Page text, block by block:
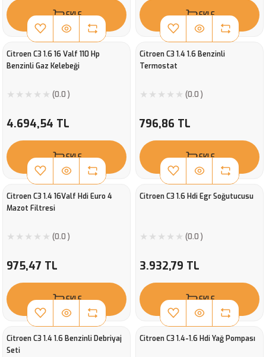
EKLE EKLE
Citroen C3 1.6 16 Valf 110 Hp
Benzinli Gaz Kelebeği
(0.0 )
4.694,54 TL
EKLE
Citroen C3 1.4 1.6 Benzinli
Termostat
(0.0 )
796,86 TL
EKLE
Citroen C3 1.4 16Valf Hdi Euro 4
Mazot Filtresi
(0.0 )
975,47 TL
EKLE
Citroen C3 1.6 Hdi Egr Soğutucusu
(0.0 )
3.932,79 TL
EKLE
Citroen C3 1.4 1.6 Benzinli Debriyaj
Seti
Citroen C3 1.4-1.6 Hdi Yağ Pompası